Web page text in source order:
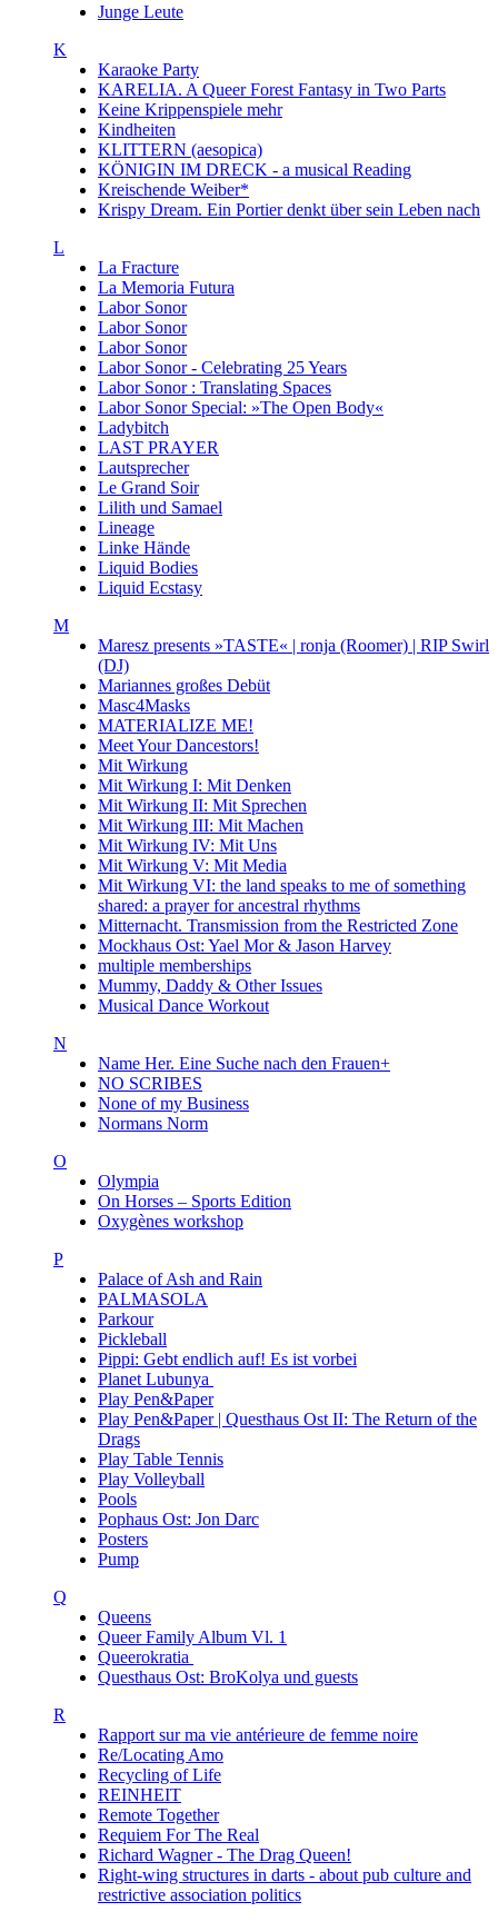
Junge Leute
K
Karaoke Party
KARELIA. A Queer Forest Fantasy in Two Parts
Keine Krippenspiele mehr
Kindheiten
KLITTERN (aesopica)
KÖNIGIN IM DRECK - a musical Reading
Kreischende Weiber*
Krispy Dream. Ein Portier denkt über sein Leben nach
L
La Fracture
La Memoria Futura
Labor Sonor
Labor Sonor
Labor Sonor
Labor Sonor - Celebrating 25 Years
Labor Sonor : Translating Spaces
Labor Sonor Special: »The Open Body«
Ladybitch
LAST PRAYER
Lautsprecher
Le Grand Soir
Lilith und Samael
Lineage
Linke Hände
Liquid Bodies
Liquid Ecstasy
M
Maresz presents »TASTE« | ronja (Roomer) | RIP Swirl
(DJ)
Mariannes großes Debüt
Masc4Masks
MATERIALIZE ME!
Meet Your Dancestors!
Mit Wirkung
Mit Wirkung I: Mit Denken
Mit Wirkung II: Mit Sprechen
Mit Wirkung III: Mit Machen
Mit Wirkung IV: Mit Uns
Mit Wirkung V: Mit Media
Mit Wirkung VI: the land speaks to me of something
shared: a prayer for ancestral rhythms
Mitternacht. Transmission from the Restricted Zone
Mockhaus Ost: Yael Mor & Jason Harvey
multiple memberships
Mummy, Daddy & Other Issues
Musical Dance Workout
N
Name Her. Eine Suche nach den Frauen+
NO SCRIBES
None of my Business
Normans Norm
O
Olympia
On Horses – Sports Edition
Oxygènes workshop
P
Palace of Ash and Rain
PALMASOLA
Parkour
Pickleball
Pippi: Gebt endlich auf! Es ist vorbei
Planet Lubunya
Play Pen&Paper
Play Pen&Paper | Questhaus Ost II: The Return of the
Drags
Play Table Tennis
Play Volleyball
Pools
Pophaus Ost: Jon Darc
Posters
Pump
Q
Queens
Queer Family Album Vl. 1
Queerokratia
Questhaus Ost: BroKolya und guests
R
Rapport sur ma vie antérieure de femme noire
Re/Locating Amo
Recycling of Life
REINHEIT
Remote Together
Requiem For The Real
Richard Wagner - The Drag Queen!
Right-wing structures in darts - about pub culture and
restrictive association politics